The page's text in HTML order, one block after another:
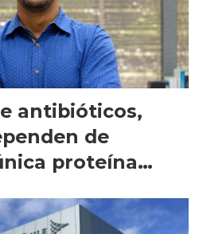
antibióticos,
de
proteína